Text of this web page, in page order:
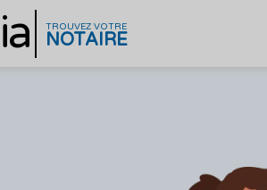
ia TROUVEZ VOTRE
NOTAIRE